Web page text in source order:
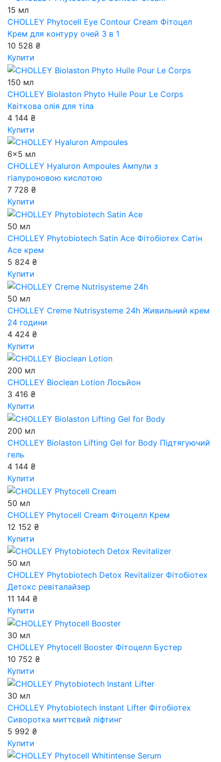
15 мл
CHOLLEY Phytocell Eye Contour Cream Фітоцел
Крем для контуру очей 3 в 1
10 528 ₴
Купити
150 мл
CHOLLEY Biolaston Phyto Huile Pour Le Corps
Квіткова олія для тіла
4 144 ₴
Купити
6x5 мл
CHOLLEY Hyaluron Ampoules Ампули з
гіалуроновою кислотою
7 728 ₴
Купити
50 мл
CHOLLEY Phytobiotech Satin Ace Фітобіотех Сатін
Аce крем
5 824 ₴
Купити
50 мл
CHOLLEY Creme Nutrisysteme 24h Живильний крем
24 години
4 424 ₴
Купити
200 мл
CHOLLEY Bioclean Lotion Лосьйон
3 416 ₴
Купити
200 мл
CHOLLEY Biolaston Lifting Gel for Body Підтягуючий
гель
4 144 ₴
Купити
50 мл
CHOLLEY Phytocell Cream Фітоцелл Крем
12 152 ₴
Купити
50 мл
CHOLLEY Phytobiotech Detox Revitalizer Фітобіотех
Детокс ревіталайзер
11 144 ₴
Купити
30 мл
CHOLLEY Phytocell Booster Фітоцелл Бустер
10 752 ₴
Купити
30 мл
CHOLLEY Phytobiotech Instant Lifter Фітобіотех
Сиворотка миттєвий ліфтинг
5 992 ₴
Купити